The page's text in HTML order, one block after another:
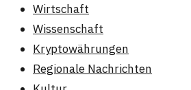
Wirtschaft
Wissenschaft
Kryptowährungen
Regionale Nachrichten